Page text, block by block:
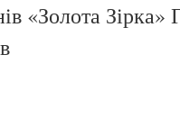
«Золота Зірка»